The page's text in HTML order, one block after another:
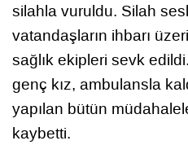
silahla vuruldu. Silah
vatandaşların ihbarı
sağlık ekipleri sevk
genç kız, ambulansla
yapılan bütün
kaybetti.